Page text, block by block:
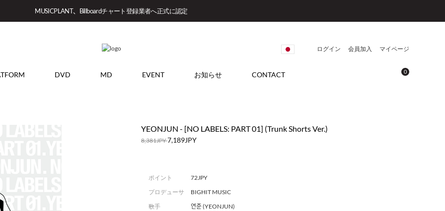
MUSICPLANT、Billboardチャート登録業者へ正式に認定
ログイン 会員加入 マイページ
DVD MD EVENT お知らせ CONTACT 0
YEONJUN - [NO LABELS: PART 01] (Trunk Shorts Ver.)
8,381JPY7,189JPY
ポイント
72JPY
プロデューサ
ー
BIGHIT MUSIC
歌手
연준 (YEONJUN)